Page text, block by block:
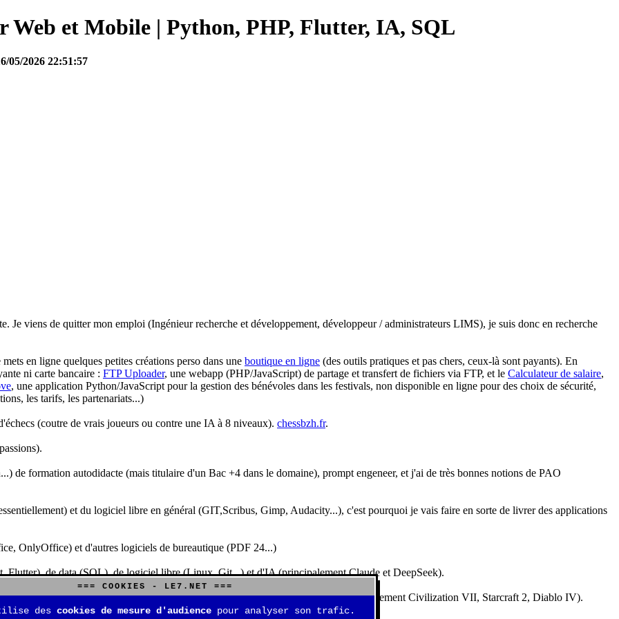
et Mobile | Python, PHP, Flutter, IA, SQL
05/2026 22:51:57
Je viens de quitter mon emploi (Ingénieur recherche et développement, développeur / administrateurs LIMS), je suis donc en recherche
en ligne quelques petites créations perso dans une boutique en ligne (des outils pratiques et pas chers, ceux-là sont payants). En
ni carte bancaire : FTP Uploader, une webapp (PHP/JavaScript) de partage et transfert de fichiers via FTP, et le Calculateur de salaire,
, une application Python/JavaScript pour la gestion des bénévoles dans les festivals, non disponible en ligne pour des choix de sécurité,
les tarifs, les partenariats...)
(coutre de vrais joueurs ou contre une IA à 8 niveaux). chessbzh.fr.
de formation autodidacte (mais titulaire d'un Bac +4 dans le domaine), prompt engeneer, et j'ai de très bonnes notions de PAO
et du logiciel libre en général (GIT,Scribus, Gimp, Audacity...), c'est pourquoi je vais faire en sorte de livrer des applications
OnlyOffice) et d'autres logiciels de bureautique (PDF 24...)
Flutter), de data (SQL), de logiciel libre (Linux, Git...) et d'IA (principalement Claude et DeepSeek).
aussi aux jeux de stratégie (Echecs, Go, Quarto, Tock...) et aux jeux vidéos (essentiellement Civilization VII, Starcraft 2, Diablo IV).
=== COOKIES - LE7.NET ===
des cookies de mesure d'audience pour analyser son trafic.